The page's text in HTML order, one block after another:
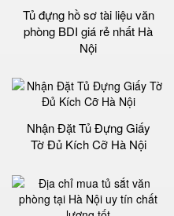
Tủ đựng hồ sơ tài liệu văn
phòng BDI giá rẻ nhất Hà
Nội
Nhận Đặt Tủ Đựng Giấy
Tờ Đủ Kích Cỡ Hà Nội